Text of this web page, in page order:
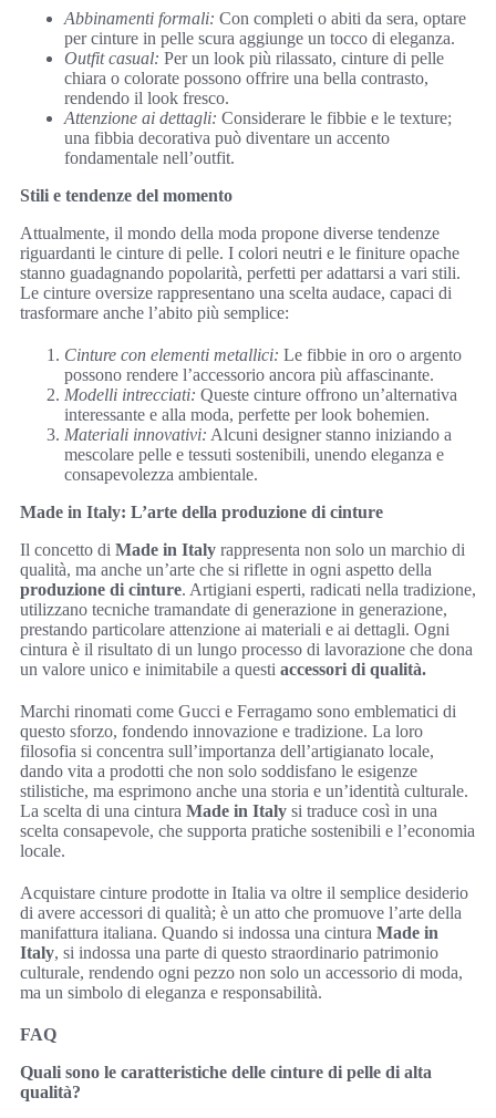
Abbinamenti formali: Con completi o abiti da sera, optare
per cinture in pelle scura aggiunge un tocco di eleganza.
Outfit casual: Per un look più rilassato, cinture di pelle
chiara o colorate possono offrire una bella contrasto,
rendendo il look fresco.
Attenzione ai dettagli: Considerare le fibbie e le texture;
una fibbia decorativa può diventare un accento
fondamentale nell’outfit.
Stili e tendenze del momento
Attualmente, il mondo della moda propone diverse tendenze
riguardanti le cinture di pelle. I colori neutri e le finiture opache
stanno guadagnando popolarità, perfetti per adattarsi a vari stili.
Le cinture oversize rappresentano una scelta audace, capaci di
trasformare anche l’abito più semplice:
Cinture con elementi metallici: Le fibbie in oro o argento
possono rendere l’accessorio ancora più affascinante.
Modelli intrecciati: Queste cinture offrono un’alternativa
interessante e alla moda, perfette per look bohemien.
Materiali innovativi: Alcuni designer stanno iniziando a
mescolare pelle e tessuti sostenibili, unendo eleganza e
consapevolezza ambientale.
Made in Italy: L’arte della produzione di cinture
Il concetto di Made in Italy rappresenta non solo un marchio di
qualità, ma anche un’arte che si riflette in ogni aspetto della
produzione di cinture. Artigiani esperti, radicati nella tradizione,
utilizzano tecniche tramandate di generazione in generazione,
prestando particolare attenzione ai materiali e ai dettagli. Ogni
cintura è il risultato di un lungo processo di lavorazione che dona
un valore unico e inimitabile a questi accessori di qualità.
Marchi rinomati come Gucci e Ferragamo sono emblematici di
questo sforzo, fondendo innovazione e tradizione. La loro
filosofia si concentra sull’importanza dell’artigianato locale,
dando vita a prodotti che non solo soddisfano le esigenze
stilistiche, ma esprimono anche una storia e un’identità culturale.
La scelta di una cintura Made in Italy si traduce così in una
scelta consapevole, che supporta pratiche sostenibili e l’economia
locale.
Acquistare cinture prodotte in Italia va oltre il semplice desiderio
di avere accessori di qualità; è un atto che promuove l’arte della
manifattura italiana. Quando si indossa una cintura Made in
Italy, si indossa una parte di questo straordinario patrimonio
culturale, rendendo ogni pezzo non solo un accessorio di moda,
ma un simbolo di eleganza e responsabilità.
FAQ
Quali sono le caratteristiche delle cinture di pelle di alta
qualità?